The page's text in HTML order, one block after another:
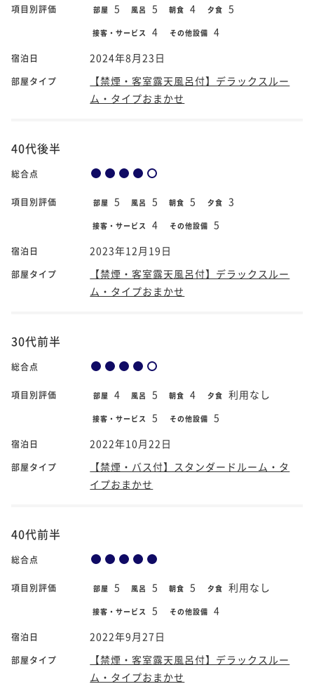
項目別評価 部屋 5 風呂 5 朝食 4 夕食 5
接客・サービス 4 その他設備 4
宿泊日 2024年8月23日
部屋タイプ
【禁煙・客室露天風呂付】デラックスルー
ム・タイプおまかせ
40代後半
総合点
項目別評価 部屋 5 風呂 5 朝食 5 夕食 3
接客・サービス 4 その他設備 5
宿泊日 2023年12月19日
部屋タイプ
【禁煙・客室露天風呂付】デラックスルー
ム・タイプおまかせ
30代前半
総合点
項目別評価 部屋 4 風呂 5 朝食 4 夕食 利用なし
接客・サービス 5 その他設備 5
宿泊日 2022年10月22日
部屋タイプ
【禁煙・バス付】スタンダードルーム・タ
イプおまかせ
40代前半
総合点
項目別評価 部屋 5 風呂 5 朝食 5 夕食 利用なし
接客・サービス 5 その他設備 4
宿泊日 2022年9月27日
部屋タイプ
【禁煙・客室露天風呂付】デラックスルー
ム・タイプおまかせ